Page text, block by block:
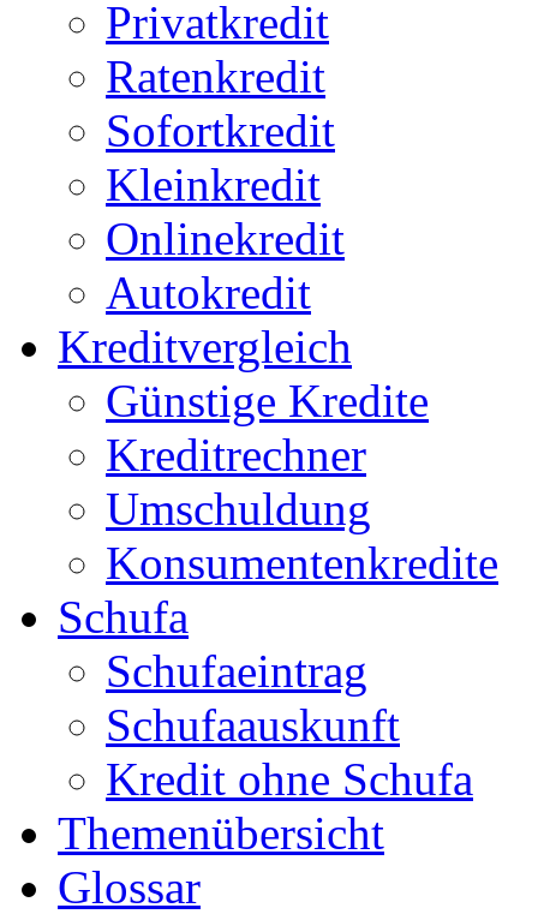
Privatkredit
Ratenkredit
Sofortkredit
Kleinkredit
Onlinekredit
Autokredit
Kreditvergleich
Günstige Kredite
Kreditrechner
Umschuldung
Konsumentenkredite
Schufa
Schufaeintrag
Schufaauskunft
Kredit ohne Schufa
Themenübersicht
Glossar